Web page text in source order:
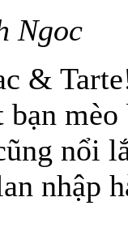
Ngoc
&
bạn
nổi
nhập